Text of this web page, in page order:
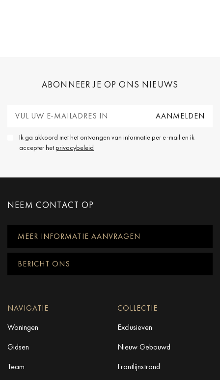
ABONNEER JE OP ONS NIEUWS
Ik ga akkoord met het ontvangen van informatie per e-mail en ik
accepter hetprivacybeleid
NEEM CONTACT OP
MEER INFORMATIE AANVRAGEN
BERICHT ONS
NAVIGATIE
Woningen
Gidsen
Team
COLLECTIE
Exclusieven
Nieuw Gebouwd
Frontlijnstrand